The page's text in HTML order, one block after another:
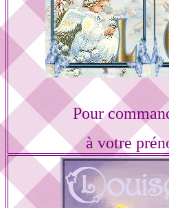
Pour
à votre